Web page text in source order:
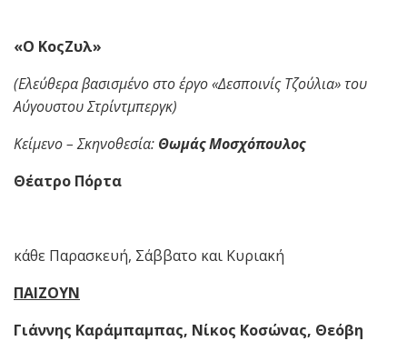
«Ο ΚοςΖυλ»
(Ελεύθερα βασισμένο στο έργο «Δεσποινίς Τζούλια» του
Αύγουστου Στρίντμπεργκ)
Κείμενο – Σκηνοθεσία: Θωμάς Μοσχόπουλος
Θέατρο Πόρτα
κάθε Παρασκευή, Σάββατο και Κυριακή
ΠΑΙΖΟΥΝ
Γιάννης Καράμπαμπας, Νίκος Κοσώνας, Θεόβη